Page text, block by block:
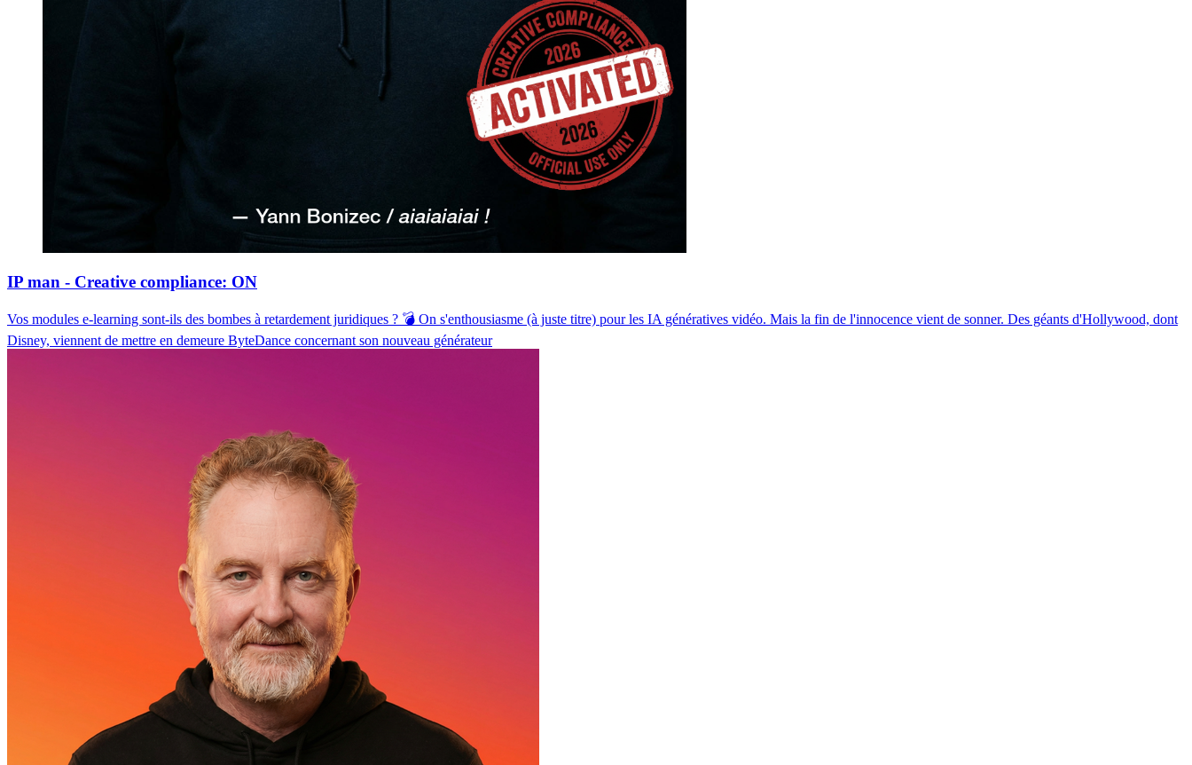
IP man - Creative compliance: ON
Vos modules e-learning sont-ils des bombes à retardement juridiques ? 💣 On s'enthousiasme (à juste titre) pour les IA génératives vidéo. Mais la fin de l'innocence vient de sonner. Des géants d'Hollywood, dont
Disney, viennent de mettre en demeure ByteDance concernant son nouveau générateur